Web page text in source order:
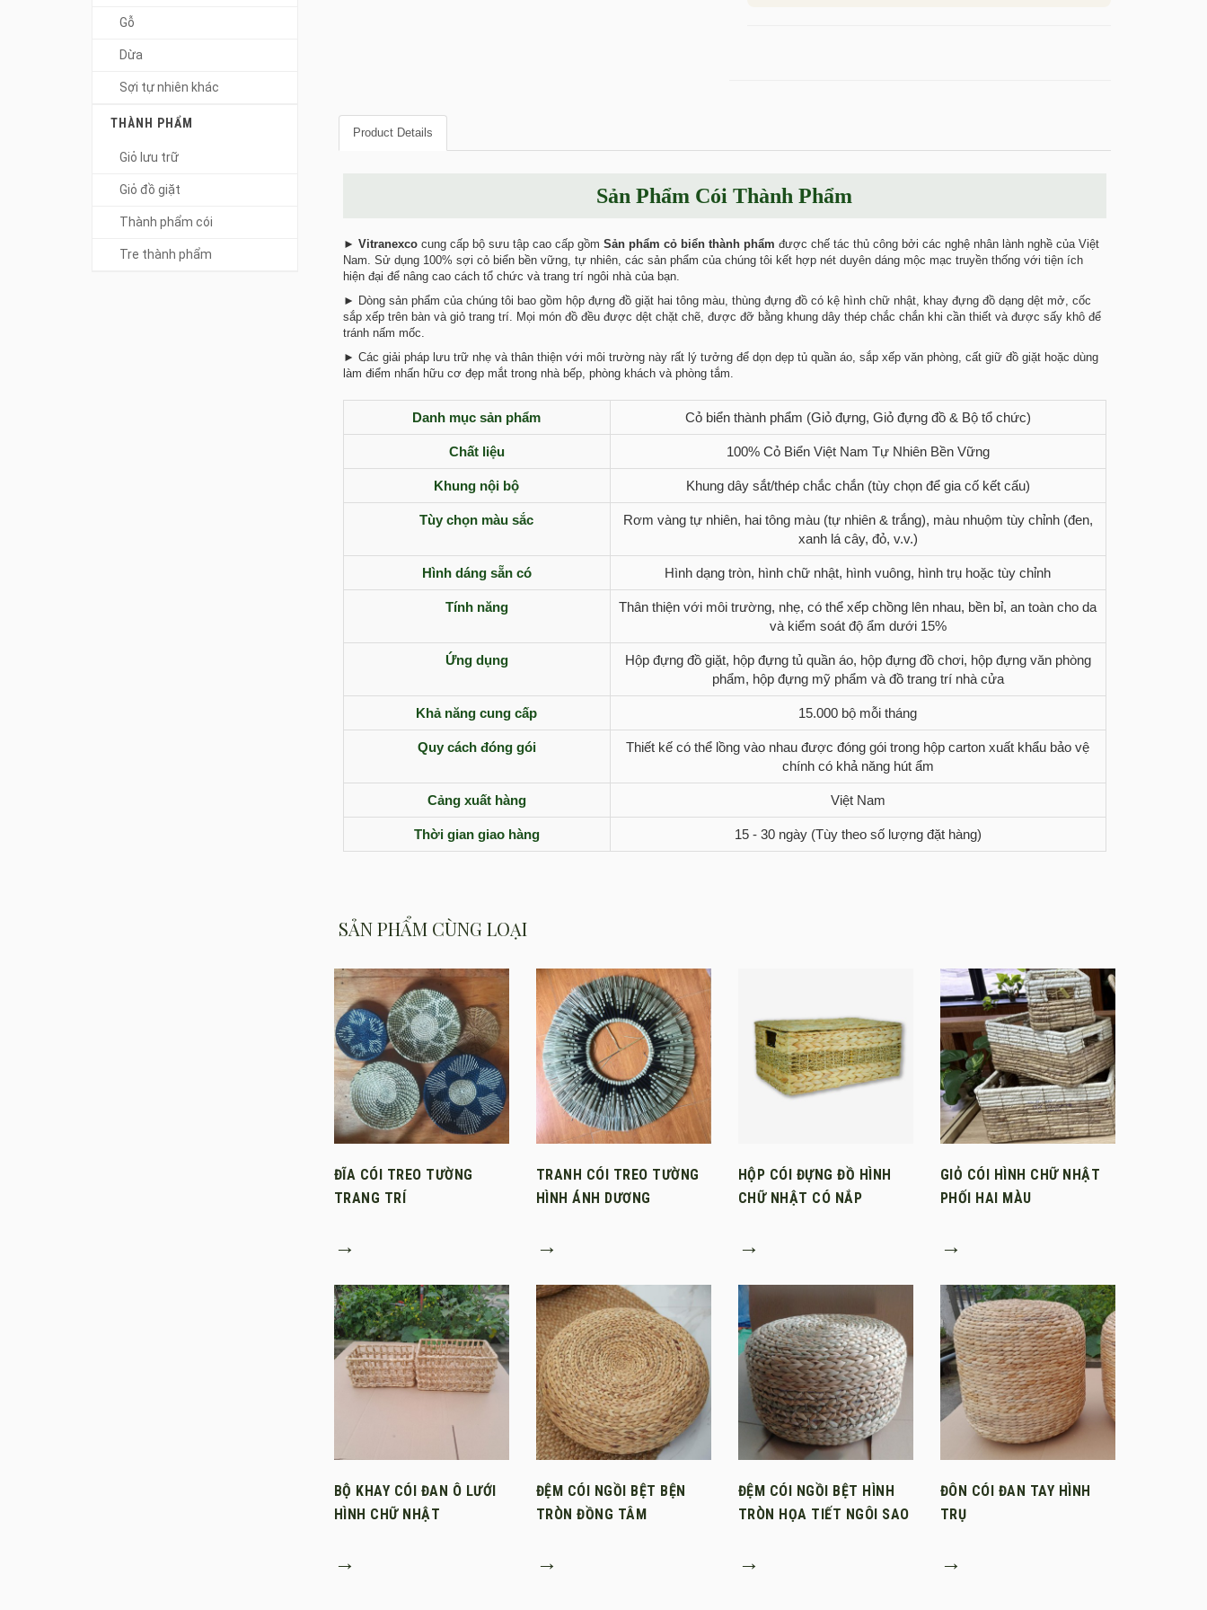
Product Details
Sản Phẩm Cói Thành Phẩm
► Vitranexcocung cấp bộ sưu tập cao cấp gồm Sản phẩm cỏ biển thành phẩm được chế tác thủ công bởi các nghệ nhân lành nghề của Việt
Nam. Sử dụng 100% sợi cỏ biển bền vững, tự nhiên, các sản phẩm của chúng tôi kết hợp nét duyên dáng mộc mạc truyền thống với tiện ích
hiện đại để nâng cao cách tổ chức và trang trí ngôi nhà của bạn.
► Dòng sản phẩm của chúng tôi bao gồm hộp đựng đồ giặt hai tông màu, thùng đựng đồ có kệ hình chữ nhật, khay đựng đồ dạng dệt mở, cốc
sắp xếp trên bàn và giỏ trang trí. Mọi món đồ đều được dệt chặt chẽ, được đỡ bằng khung dây thép chắc chắn khi cần thiết và được sấy khô để
tránh nấm mốc.
► Các giải pháp lưu trữ nhẹ và thân thiện với môi trường này rất lý tưởng để dọn dẹp tủ quần áo, sắp xếp văn phòng, cất giữ đồ giặt hoặc dùng
làm điểm nhấn hữu cơ đẹp mắt trong nhà bếp, phòng khách và phòng tắm.
Danh mục sản phẩm Cỏ biển thành phẩm (Giỏ đựng, Giỏ đựng đồ & Bộ tổ chức)
Chất liệu 100% Cỏ Biển Việt Nam Tự Nhiên Bền Vững
Khung nội bộ Khung dây sắt/thép chắc chắn (tùy chọn để gia cố kết cấu)
Tùy chọn màu sắc
Rơm vàng tự nhiên, hai tông màu (tự nhiên & trắng), màu nhuộm tùy chỉnh (đen,
xanh lá cây, đỏ, v.v.)
Hình dáng sẵn có Hình dạng tròn, hình chữ nhật, hình vuông, hình trụ hoặc tùy chỉnh
Tính năng
Thân thiện với môi trường, nhẹ, có thể xếp chồng lên nhau, bền bỉ, an toàn cho da
và kiểm soát độ ẩm dưới 15%
Ứng dụng
Hộp đựng đồ giặt, hộp đựng tủ quần áo, hộp đựng đồ chơi, hộp đựng văn phòng
phẩm, hộp đựng mỹ phẩm và đồ trang trí nhà cửa
Khả năng cung cấp 15.000 bộ mỗi tháng
Quy cách đóng gói
Thiết kế có thể lồng vào nhau được đóng gói trong hộp carton xuất khẩu bảo vệ
chính có khả năng hút ẩm
Cảng xuất hàng Việt Nam
Thời gian giao hàng 15 - 30 ngày (Tùy theo số lượng đặt hàng)
SẢN PHẨM CÙNG LOẠI
ĐĨA CÓI TREO TƯỜNG
TRANG TRÍ
→
TRANH CÓI TREO TƯỜNG
HÌNH ÁNH DƯƠNG
→
HỘP CÓI ĐỰNG ĐỒ HÌNH
CHỮ NHẬT CÓ NẮP
→
GIỎ CÓI HÌNH CHỮ NHẬT
PHỐI HAI MÀU
→
BỘ KHAY CÓI ĐAN Ô LƯỚI
HÌNH CHỮ NHẬT
→
ĐỆM CÓI NGỒI BỆT BỆN
TRÒN ĐỒNG TÂM
→
ĐỆM CÓI NGỒI BỆT HÌNH
TRÒN HỌA TIẾT NGÔI SAO
→
ĐÔN CÓI ĐAN TAY HÌNH
TRỤ
→
Gỗ
Dừa
Sợi tự nhiên khác
THÀNH PHẨM
Giỏ lưu trữ
Giỏ đồ giặt
Thành phẩm cói
Tre thành phẩm